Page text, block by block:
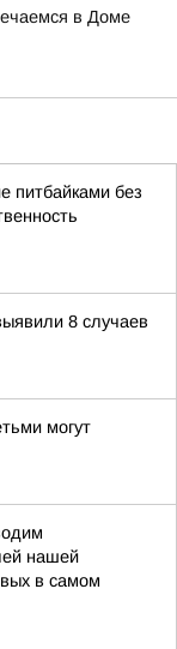
в Доме
питбайками без
8 случаев
могут
нашей
в самом